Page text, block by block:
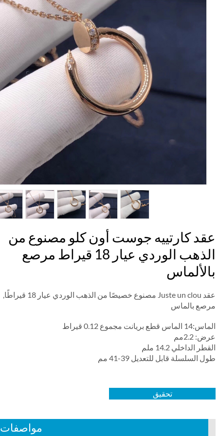
كارتييه جوست أون كلو مصنوع من
الذهب الوردي عيار 18 قيراط مرصع
عقد Juste un clou مصنوع خصيصًا من الذهب الوردي عيار 18 قيراطًا,
بالماس
قطع بريانت مجموع 0.12 قيراط
2.2مم
الداخلي 14.2 ملم
السلسلة قابل للتعديل 39-41 مم
تحقيق
مواصفات